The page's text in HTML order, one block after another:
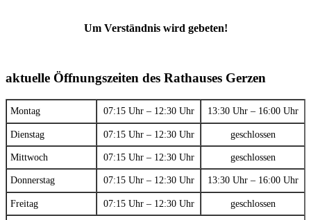
Um Verständnis wird gebeten!
aktuelle Öffnungszeiten des Rathauses Gerzen
Montag 07:15 Uhr – 12:30 Uhr 13:30 Uhr – 16:00 Uhr
Dienstag 07:15 Uhr – 12:30 Uhr geschlossen
Mittwoch 07:15 Uhr – 12:30 Uhr geschlossen
Donnerstag 07:15 Uhr – 12:30 Uhr 13:30 Uhr – 16:00 Uhr
Freitag 07:15 Uhr – 12:30 Uhr geschlossen